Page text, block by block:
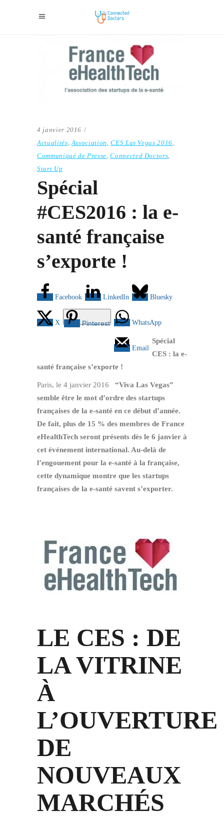
4 janvier 2016
Actualités Association ,CES Las Vegas 2016
Communiqué de Presse ,Connected Doctors
Start Up
Spécial
#CES2016 : la e-
santé française
s’exporte !
Facebook LinkedIn Bluesky
X Pinterest WhatsApp
Email
Spécial
CES : la e-
santé française s’exporte !
Paris, le 4 janvier 2016 “Viva Las Vegas”
semble être le mot d’ordre des startups
françaises de la e-santé en ce début d’année.
De fait, plus de 15 % des membres de France
eHealthTech seront présents dès le 6 janvier à
cet événement international. Au-delà de
l’engouement pour la e-santé à la française,
cette dynamique montre que les startups
françaises de la e-santé savent s’exporter.
LE CES : DE
LA VITRINE
À
L’OUVERTURE
DE
NOUVEAUX
MARCHÉS